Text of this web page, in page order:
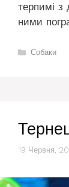
терпимі з
ними
Категорії
Собаки
19 Червня,